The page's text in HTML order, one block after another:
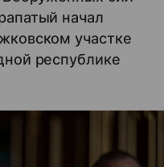
начал
участке
республике